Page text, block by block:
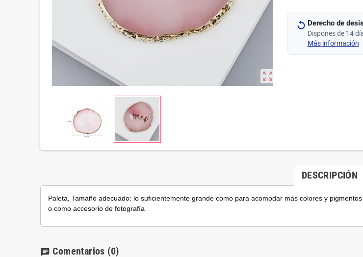
zoom_out_map
Derecho de
Dispones de 14
Más información
DESCRIPCIÓN
Paleta, Tamaño adecuado: lo suficientemente grande como para acomodar más colores y
o como accesorio de fotografía
chat Comentarios (0)